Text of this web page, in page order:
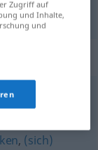
verbrauchen
, (sich)
Zugriff auf
und Inhalte,
und